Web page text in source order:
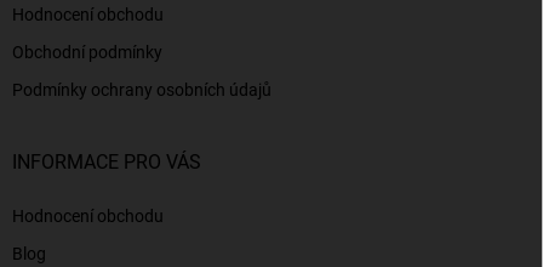
Hodnocení obchodu
Obchodní podmínky
Podmínky ochrany osobních údajů
INFORMACE PRO VÁS
Hodnocení obchodu
Blog